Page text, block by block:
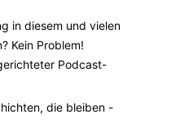
in diesem und vielen
Kein Problem!
Podcast-
die bleiben -